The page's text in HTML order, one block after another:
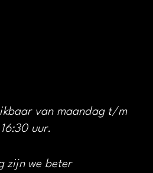
van maandag t/m
uur.
zijn we beter